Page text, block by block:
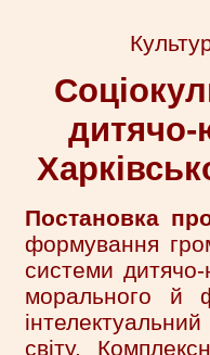
дитячо-
Постановка
формування
системи
морального й
світу.